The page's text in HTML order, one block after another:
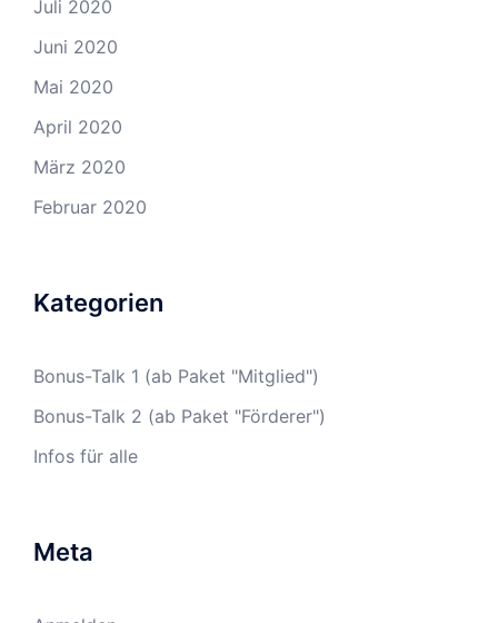
Juli 2020
Juni 2020
Mai 2020
April 2020
März 2020
Februar 2020
Kategorien
Bonus-Talk 1 (ab Paket "Mitglied")
Bonus-Talk 2 (ab Paket "Förderer")
Infos für alle
Meta